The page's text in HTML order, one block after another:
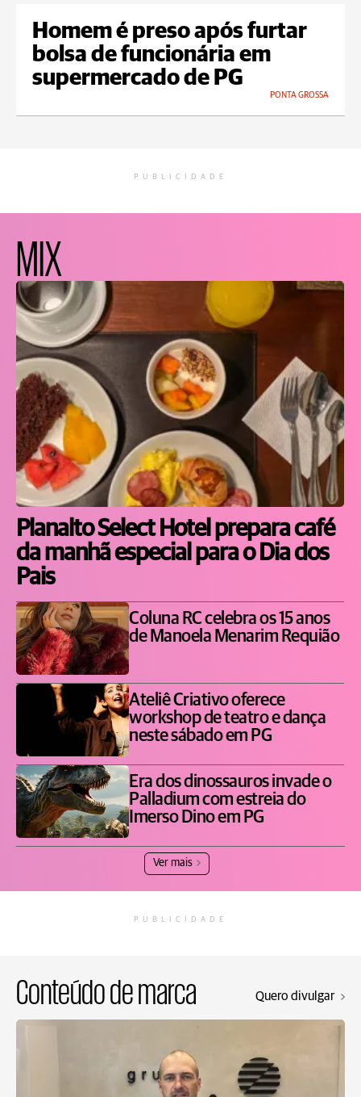
Homem é preso após furtar
bolsa de funcionária em
supermercado de PG
PONTA GROSSA
PUBLICIDADE
MIX
Planalto Select Hotel prepara café
da manhã especial para o Dia dos
Pais
Coluna RC celebra os 15 anos
de Manoela Menarim Requião
Ateliê Criativo oferece
workshop de teatro e dança
neste sábado em PG
Era dos dinossauros invade o
Palladium com estreia do
Imerso Dino em PG
Ver mais
PUBLICIDADE
Conteúdo de marca Quero divulgar